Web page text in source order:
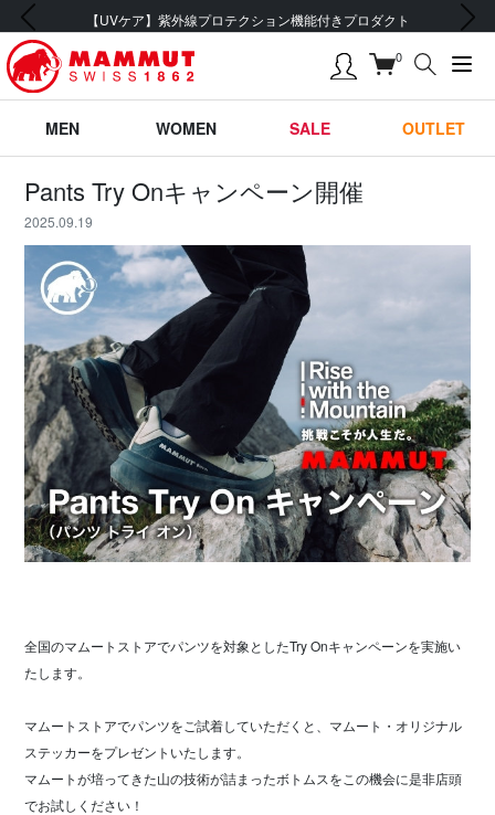
【UVケア】紫外線プロテクション機能付きプロダクト
前の画像 次の画像
0
MEN WOMEN SALE OUTLET
Pants Try Onキャンペーン開催
2025.09.19
全国のマムートストアでパンツを対象としたTry Onキャンペーンを実施い
たします。
マムートストアでパンツをご試着していただくと、マムート・オリジナル
ステッカーをプレゼントいたします。
マムートが培ってきた山の技術が詰まったボトムスをこの機会に是非店頭
でお試しください！